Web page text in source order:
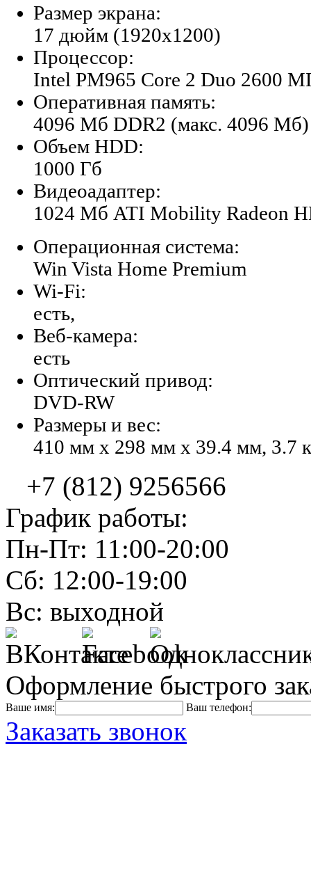
Размер экрана:
17 дюйм (1920x1200)
Процессор:
Intel PM965 Core 2 Duo 2600
Оперативная память:
4096 Мб DDR2 (макс. 4096 Мб)
Объем HDD:
1000 Гб
Видеоадаптер:
1024 Мб ATI Mobility Radeon
Операционная система:
Win Vista Home Premium
Wi-Fi:
есть,
Веб-камера:
есть
Оптический привод:
DVD-RW
Размеры и вес:
410 мм x 298 мм x 39.4 мм, 3.7
+7 (812) 9256566
График работы:
Пн-Пт: 11:00-20:00
Сб: 12:00-19:00
Вс: выходной
Оформление быстрого
Ваше имя: Ваш телефон:
Заказать звонок